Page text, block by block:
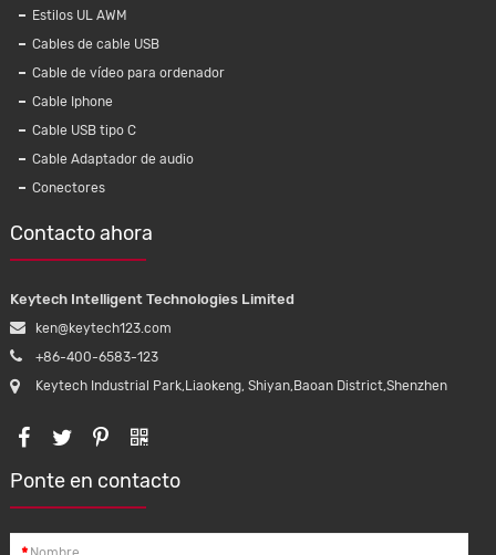
de
Amp/Molex/ Jst/Ket, arnés de cable
Estilos UL AWM
Cables de cable USB
Cable de vídeo para ordenador
Cable Iphone
Cable USB tipo C
Cable Adaptador de audio
Conectores
Contacto ahora
Keytech Intelligent Technologies Limited
ken@keytech123.com
+86-400-6583-123
Keytech Industrial Park,Liaokeng, Shiyan,Baoan District,Shenzhen
Ponte en contacto